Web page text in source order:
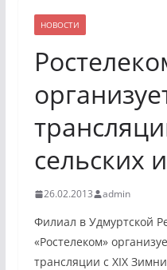
НОВОСТИ
сельских
26.02.2013 admin
Филиал в Удмуртской
«Ростелеком»
трансляции с XIX